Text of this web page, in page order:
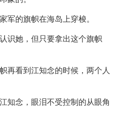
军的旗帜在海岛上穿梭。
识她，但只要拿出这个旗帜
再看到江知念的时候，两个人
知念，眼泪不受控制的从眼角